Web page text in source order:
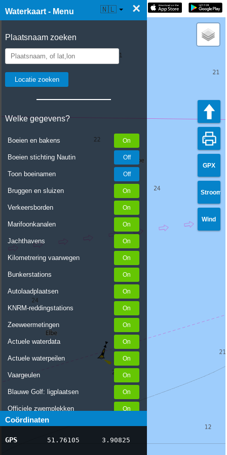
Waterkaart - Menu ×
Plaatsnaam zoeken
Welke gegevens?
Boeien en bakens
Boeien stichting Nautin
Toon boeinamen
Bruggen en sluizen
Verkeersborden
Marifoonkanalen
Jachthavens
Kilometrering vaarwegen
Bunkerstations
Autolaadplaatsen
KNRM-reddingstations
Zeeweermetingen
Actuele waterdata
Actuele waterpeilen
Vaargeulen
Blauwe Golf: ligplaatsen
Officiele zwemplekken
Stremmingen/hinder
AIS scheepsposities
Coördinaten
GPS 51.76105 3.90825
☰ Waterkaart Live 🇳🇱
GPX
Stroom
Wind